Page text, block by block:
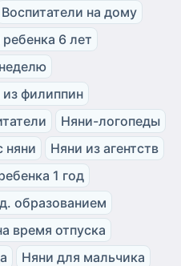
Воспитатели на дому
6 лет
филиппин
Няни-логопеды
няни
Няни из агентств
1 год
образованием
время отпуска
Няни для мальчика